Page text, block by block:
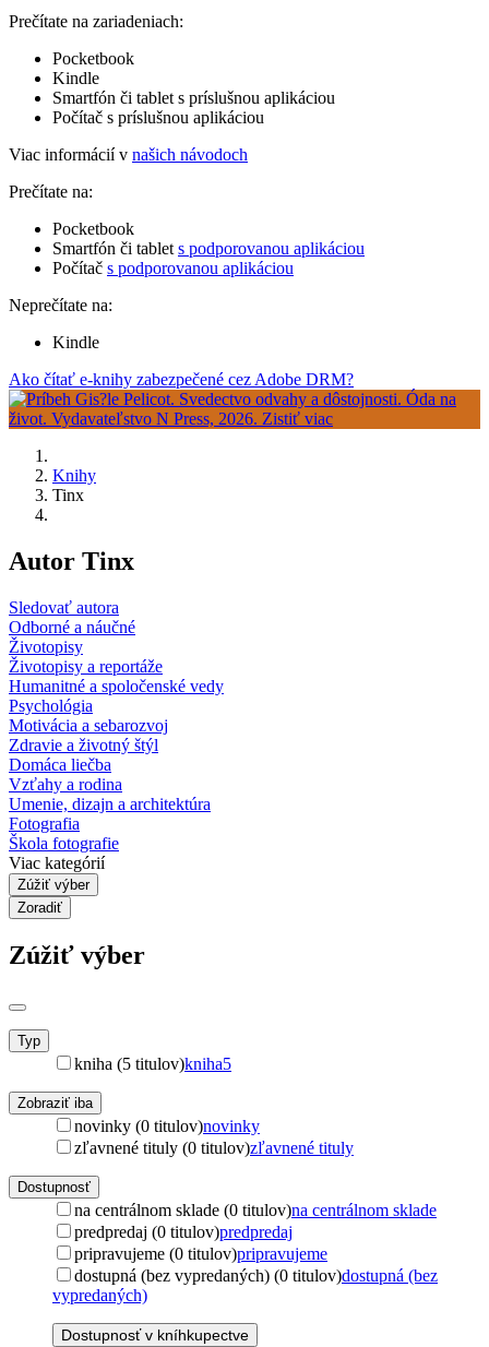
Prečítate na zariadeniach:
Pocketbook
Kindle
Smartfón či tablet s príslušnou aplikáciou
Počítač s príslušnou aplikáciou
Viac informácií v našich návodoch
Prečítate na:
Pocketbook
Smartfón či tablet s podporovanou aplikáciou
Počítač s podporovanou aplikáciou
Neprečítate na:
Kindle
Ako čítať e-knihy zabezpečené cez Adobe DRM?
Knihy
Tinx
Autor Tinx
Sledovať autora
Odborné a náučné
Životopisy
Životopisy a reportáže
Humanitné a spoločenské vedy
Psychológia
Motivácia a sebarozvoj
Zdravie a životný štýl
Domáca liečba
Vzťahy a rodina
Umenie, dizajn a architektúra
Fotografia
Škola fotografie
Viac kategórií
Zúžiť výber
Zoradiť
Zúžiť výber
Typ
kniha (5 titulov)kniha5
Zobraziť iba
novinky (0 titulov)novinky
zľavnené tituly (0 titulov)zľavnené tituly
Dostupnosť
na centrálnom sklade (0 titulov)na centrálnom sklade
predpredaj (0 titulov)predpredaj
pripravujeme (0 titulov)pripravujeme
dostupná (bez vypredaných) (0 titulov)dostupná (bez
vypredaných)
Dostupnosť v kníhkupectve